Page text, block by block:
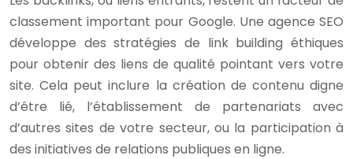
classement important pour Google. Une agence SEO
développe des stratégies de link building éthiques
pour obtenir des liens de qualité pointant vers votre
site. Cela peut inclure la création de contenu digne
d’être lié, l’établissement de partenariats avec
d’autres sites de votre secteur, ou la participation à
des initiatives de relations publiques en ligne.